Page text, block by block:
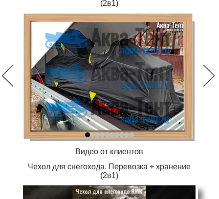
(2в1)
Видео от клиентов
Чехол для снегохода. Перевозка + хранение
(2в1)